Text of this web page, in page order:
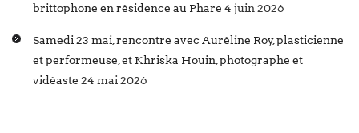
brittophone en résidence au Phare 4 juin 2026
Samedi 23 mai, rencontre avec Auréline Roy, plasticienne
et performeuse, et Khriska Houin, photographe et
vidéaste 24 mai 2026